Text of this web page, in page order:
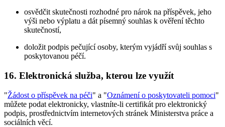
osvědčit skutečnosti rozhodné pro nárok na příspěvek, jeho
výši nebo výplatu a dát písemný souhlas k ověření těchto
skutečností,
doložit podpis pečující osoby, kterým vyjádří svůj souhlas s
poskytovanou péčí.
16. Elektronická služba, kterou lze využít
"Žádost o příspěvek na péči" a "Oznámení o poskytovateli pomoci"
můžete podat elektronicky, vlastníte-li certifikát pro elektronický
podpis, prostřednictvím internetových stránek Ministerstva práce a
sociálních věcí.